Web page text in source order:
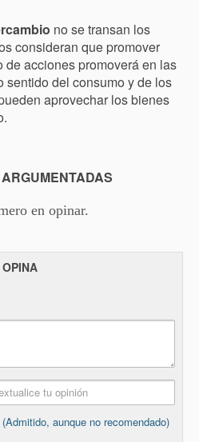
no se transan los
consideran que promover
acciones promoverá en las
sentido del consumo y de los
aprovechar los bienes
en opinar.
OPINA
(Admitido, aunque no recomendado)